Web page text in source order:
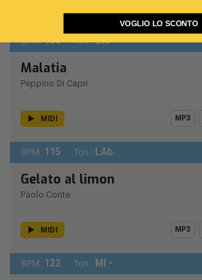
BPM:196 Ton.:SIb
Malatia
Peppino Di Capri
MIDI MP3
BPM: 115 Ton.: LAb
Gelato al limon
Paolo Conte
MIDI MP3
BPM: 122 Ton.: MI -
VOGLIO LO SCONTO